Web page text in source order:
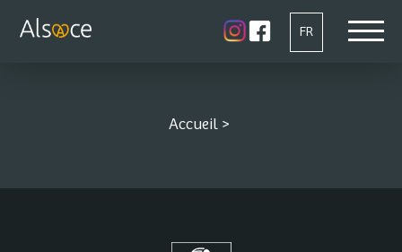
FR
Accueil>